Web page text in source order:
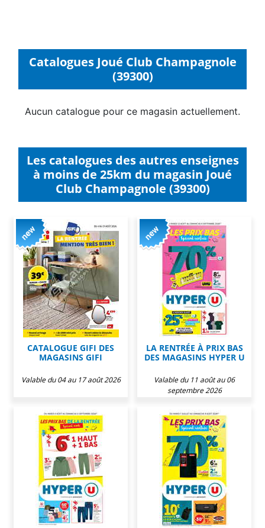
Catalogues Joué Club Champagnole
(39300)
Aucun catalogue pour ce magasin actuellement.
Les catalogues des autres enseignes
à moins de 25km du magasin Joué
Club Champagnole (39300)
CATALOGUE GIFI DES
MAGASINS GIFI
Valable du 04 au 17 août 2026
LA RENTRÉE À PRIX BAS
DES MAGASINS HYPER U
Valable du 11 août au 06
septembre 2026